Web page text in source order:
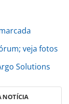
veja fotos
deixa direção da Argo Solutions
NOTÍCIA